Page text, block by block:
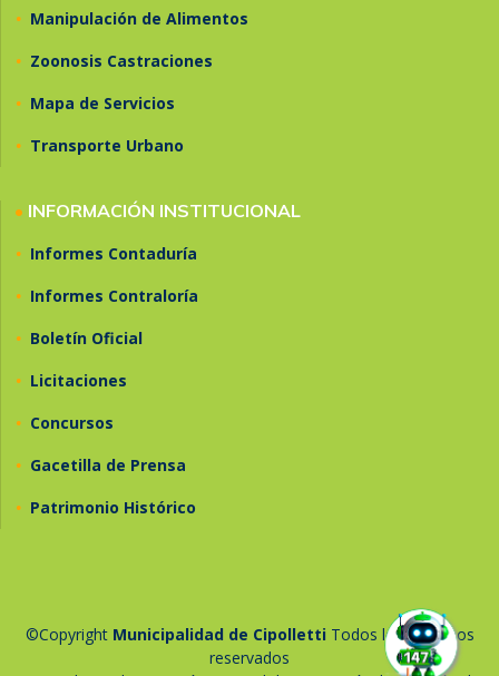
• Manipulación de Alimentos
• Zoonosis Castraciones
• Mapa de Servicios
• Transporte Urbano
• INFORMACIÓN INSTITUCIONAL
• Informes Contaduría
• Informes Contraloría
• Boletín Oficial
• Licitaciones
• Concursos
• Gacetilla de Prensa
• Patrimonio Histórico
©Copyright Municipalidad de Cipolletti Todos los derechos
reservados